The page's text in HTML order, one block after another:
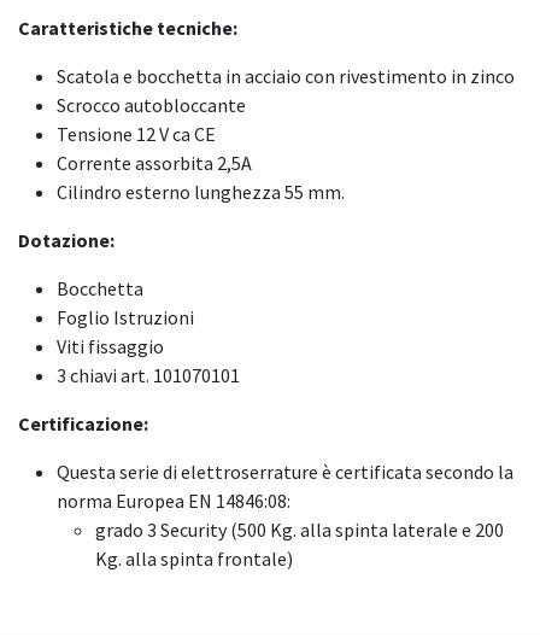
Caratteristiche tecniche:
Scatola e bocchetta in acciaio con rivestimento in zinco
Scrocco autobloccante
Tensione 12 V ca CE
Corrente assorbita 2,5A
Cilindro esterno lunghezza 55 mm.
Dotazione:
Bocchetta
Foglio Istruzioni
Viti fissaggio
3 chiavi art. 101070101
Certificazione:
Questa serie di elettroserrature è certificata secondo la
norma Europea EN 14846:08:
grado 3 Security (500 Kg. alla spinta laterale e 200
Kg. alla spinta frontale)